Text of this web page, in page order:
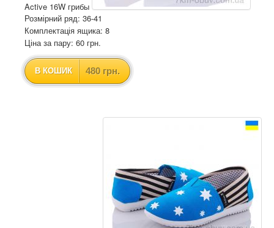
Active 16W грибы
Розмірний ряд: 36-41
Комплектація ящика: 8
Ціна за пару: 60 грн.
В КОШИК 480 грн.